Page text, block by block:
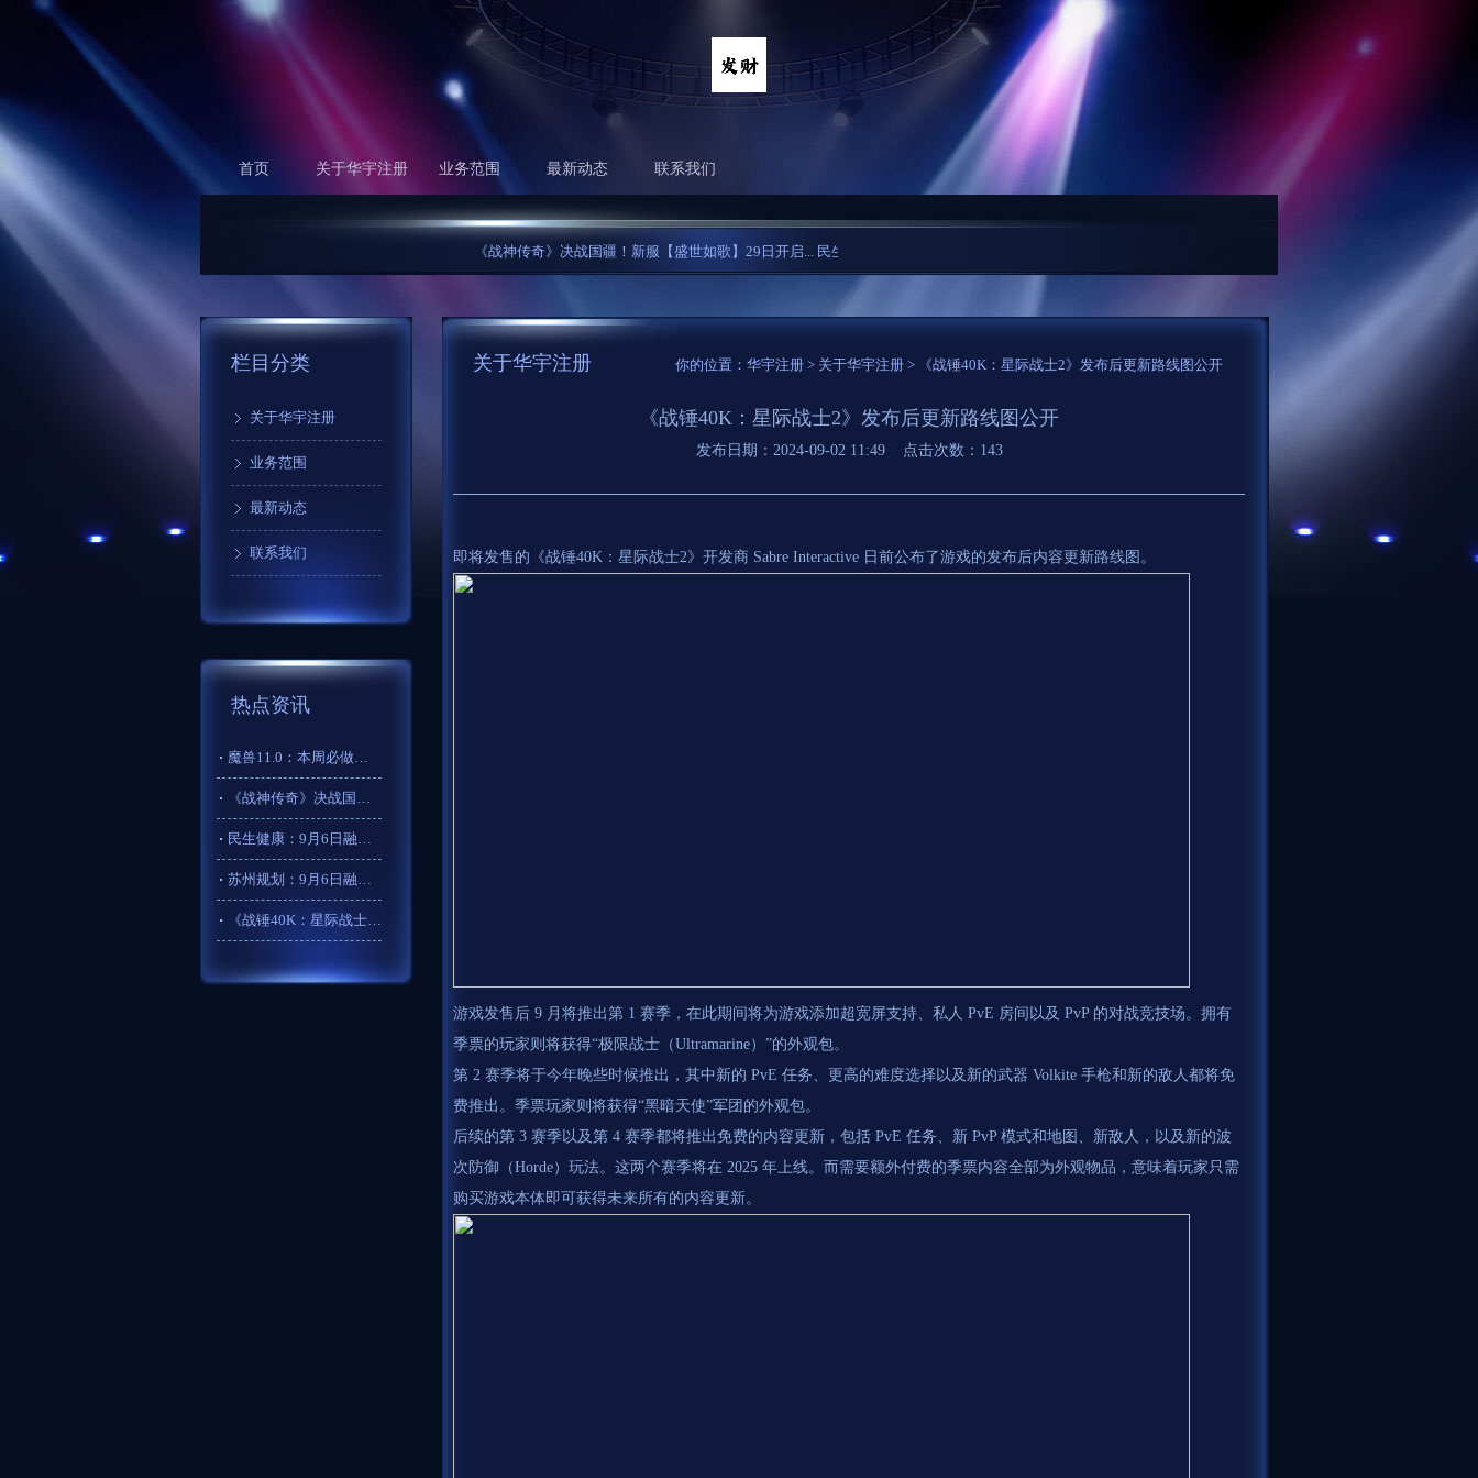
首页 关于华宇注册 业务范围 最新动态 联系我们
《战神传奇》决战国疆！新服【盛世如歌】29日开启... 民生健康：9月6日融资买入397.58万元，融资融券余额6052.35万元... 魔兽11.0：本周必做任务任选593老兵武器
栏目分类
关于华宇注册
业务范围
最新动态
联系我们
热点资讯
魔兽11.0：本周必做任务任选593老兵武器护甲
《战神传奇》决战国疆！新服【盛世如歌】29日开启
民生健康：9月6日融资买入397.58万元，融资融券余额60
苏州规划：9月6日融资买入179.02万元，融资融券余额36
《战锤40K：星际战士2》发布后更新路线图公开
关于华宇注册 你的位置： 华宇注册 > 关于华宇注册 > 《战锤40K：星际战士2》发布后更新路线图公开
《战锤40K：星际战士2》发布后更新路线图公开
发布日期：2024-09-02 11:49 点击次数：143
即将发售的《战锤40K：星际战士2》开发商 Sabre Interactive 日前公布了游戏的发布后内容更新路线图。
游戏发售后 9 月将推出第 1 赛季，在此期间将为游戏添加超宽屏支持、私人 PvE 房间以及 PvP 的对战竞技场。拥有
季票的玩家则将获得“极限战士（Ultramarine）”的外观包。
第 2 赛季将于今年晚些时候推出，其中新的 PvE 任务、更高的难度选择以及新的武器 Volkite 手枪和新的敌人都将免
费推出。季票玩家则将获得“黑暗天使”军团的外观包。
后续的第 3 赛季以及第 4 赛季都将推出免费的内容更新，包括 PvE 任务、新 PvP 模式和地图、新敌人，以及新的波
次防御（Horde）玩法。这两个赛季将在 2025 年上线。而需要额外付费的季票内容全部为外观物品，意味着玩家只需
购买游戏本体即可获得未来所有的内容更新。